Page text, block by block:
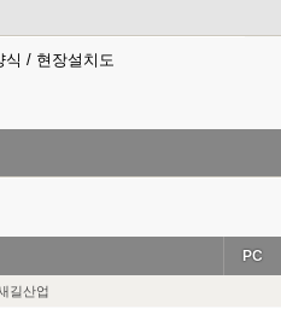
식 / 현장설치도
PC
길산업